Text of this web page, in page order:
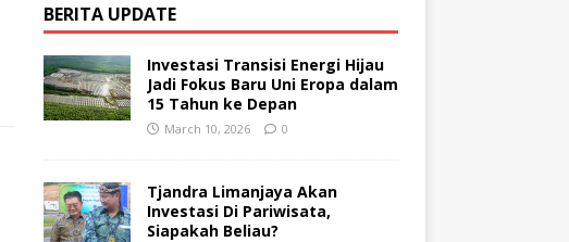
BERITA UPDATE
Investasi Transisi Energi Hijau
Jadi Fokus Baru Uni Eropa dalam
15 Tahun ke Depan
March 10, 2026 0
Tjandra Limanjaya Akan
Investasi Di Pariwisata,
Siapakah Beliau?